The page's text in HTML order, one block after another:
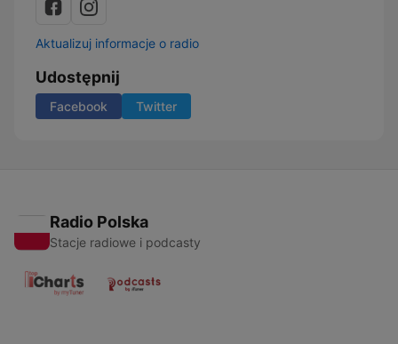
Aktualizuj informacje o radio
Udostępnij
Facebook Twitter
Radio Polska
Stacje radiowe i podcasty